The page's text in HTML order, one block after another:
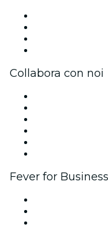
Collabora con noi
Fever for Business